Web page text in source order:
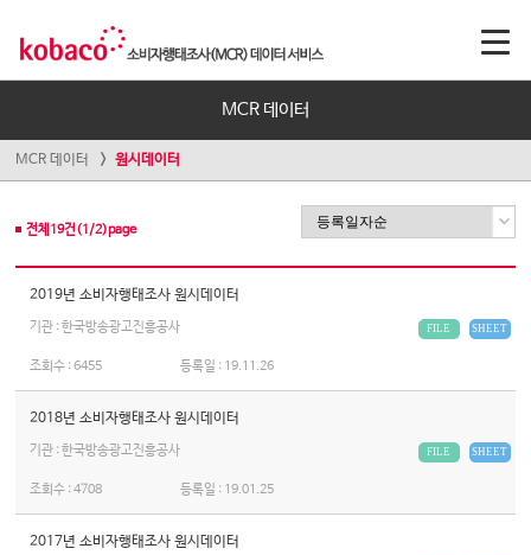
MCR 데이터
MCR 데이터 원시데이터
전체 19건(1 /2)page
2019년 소비자행태조사 원시데이터
기관 : 한국방송광고진흥공사 SHEET
FILE
조회수 :6455 등록일 : 19.11.26
2018년 소비자행태조사 원시데이터
기관 : 한국방송광고진흥공사 SHEET
FILE
조회수 :4708 등록일 : 19.01.25
2017년 소비자행태조사 원시데이터